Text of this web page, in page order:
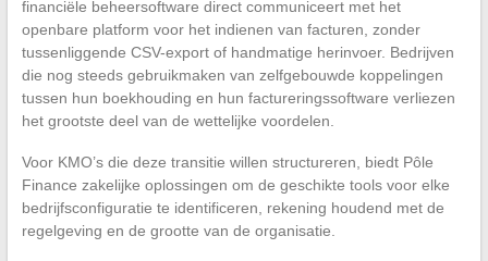
financiële beheersoftware direct communiceert met het
openbare platform voor het indienen van facturen, zonder
tussenliggende CSV-export of handmatige herinvoer. Bedrijven
die nog steeds gebruikmaken van zelfgebouwde koppelingen
tussen hun boekhouding en hun factureringssoftware verliezen
het grootste deel van de wettelijke voordelen.
Voor KMO’s die deze transitie willen structureren, biedt Pôle
Finance zakelijke oplossingen om de geschikte tools voor elke
bedrijfsconfiguratie te identificeren, rekening houdend met de
regelgeving en de grootte van de organisatie.